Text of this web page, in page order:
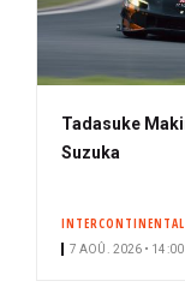
Tadasuke
Suzuka
INTERCONTINENTAL
7 AOÛ. 2026 • 14:00